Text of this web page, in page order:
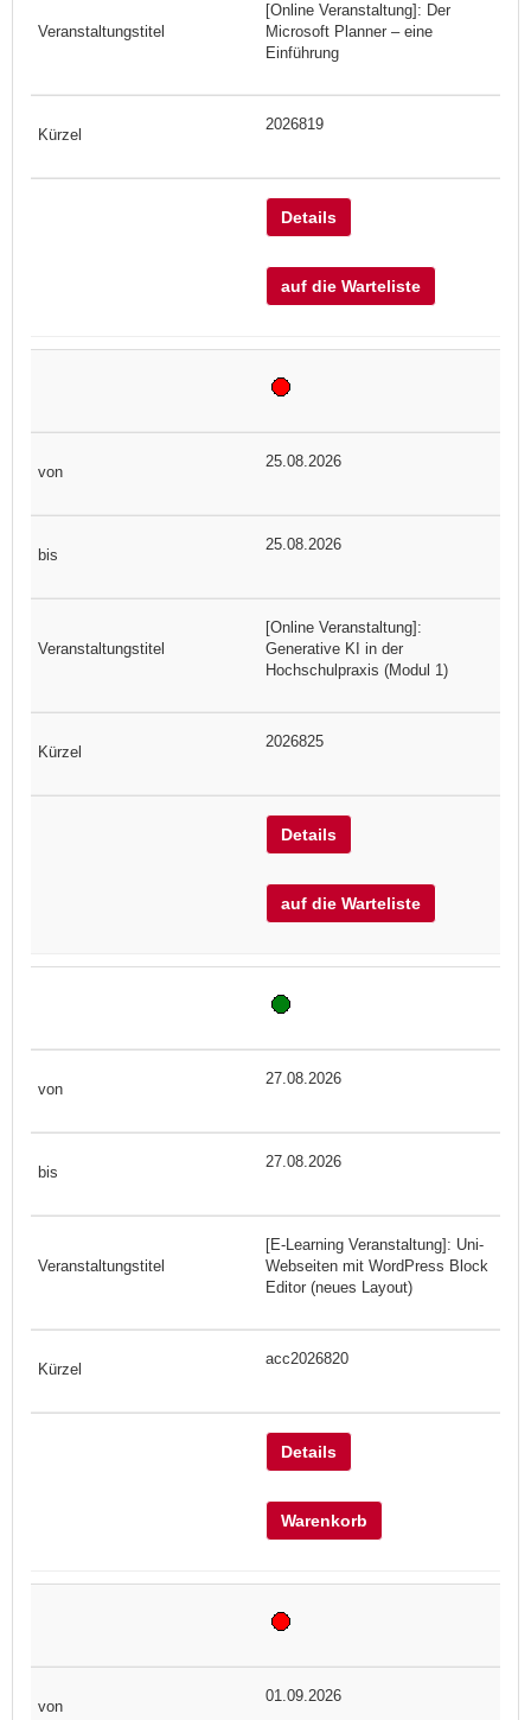
[Online Veranstaltung]: Der
Microsoft Planner – eine
Einführung
2026819
Details
auf die Warteliste
25.08.2026
25.08.2026
[Online Veranstaltung]:
Generative KI in der
Hochschulpraxis (Modul 1)
2026825
Details
auf die Warteliste
27.08.2026
27.08.2026
[E-Learning Veranstaltung]: Uni-
Webseiten mit WordPress Block
Editor (neues Layout)
acc2026820
Details
Warenkorb
01.09.2026